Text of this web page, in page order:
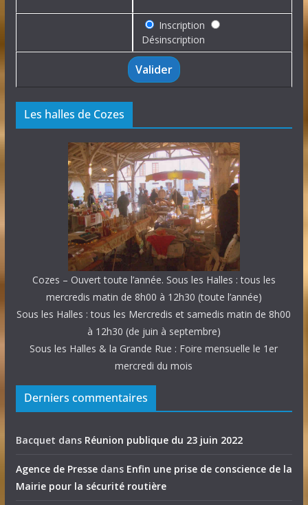
Inscription
Désinscription
Les halles de Cozes
Cozes – Ouvert toute l’année. Sous les Halles : tous les
mercredis matin de 8h00 à 12h30 (toute l’année)
Sous les Halles : tous les Mercredis et samedis matin de 8h00
à 12h30 (de juin à septembre)
Sous les Halles & la Grande Rue : Foire mensuelle le 1er
mercredi du mois
Derniers commentaires
Bacquet dans Réunion publique du 23 juin 2022
Agence de Pressedans Enfin une prise de conscience de la
Mairie pour la sécurité routière